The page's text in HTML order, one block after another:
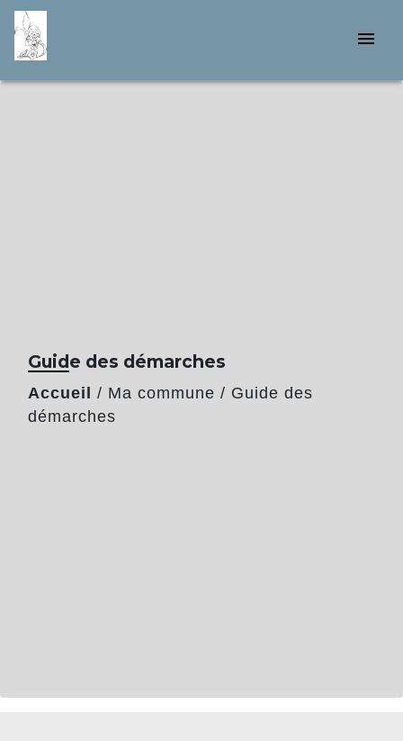
menu
Guide des démarches
Accueil / Ma commune / Guide des
démarches